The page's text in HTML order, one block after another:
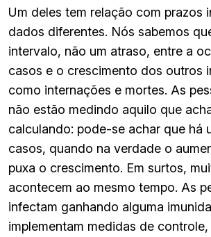
Um deles tem relação com prazos
dados diferentes. Nós sabemos
intervalo, não um atraso, entre a
casos e o crescimento dos outros
como internações e mortes. As
não estão medindo aquilo que
calculando: pode-se achar que há
casos, quando na verdade o
puxa o crescimento. Em surtos,
acontecem ao mesmo tempo. As
infectam ganhando alguma
implementam medidas de controle,